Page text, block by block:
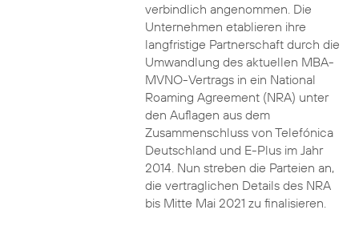
verbindlich angenommen. Die
Unternehmen etablieren ihre
langfristige Partnerschaft durch die
Umwandlung des aktuellen MBA-
MVNO-Vertrags in ein National
Roaming Agreement (NRA) unter
den Auflagen aus dem
Zusammenschluss von Telefónica
Deutschland und E-Plus im Jahr
2014. Nun streben die Parteien an,
die vertraglichen Details des NRA
bis Mitte Mai 2021 zu finalisieren.